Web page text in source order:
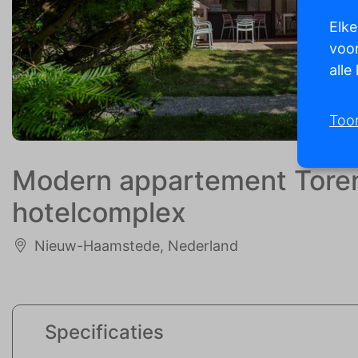
Modern appartement
hotelcomplex
Nieuw-Haamstede, Nederland
Specificaties
alle